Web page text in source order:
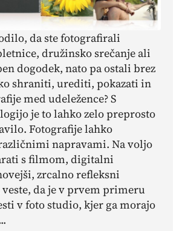
da ste fotografirali
družinsko srečanje ali
dogodek, nato pa ostali brez
shraniti, urediti, pokazati in
med udeležence? S
je to lahko zelo preprosto
Fotografije lahko
napravami. Na voljo
s filmom, digitalni
zrcalno refleksni
da je v prvem primeru
v foto studio, kjer ga morajo